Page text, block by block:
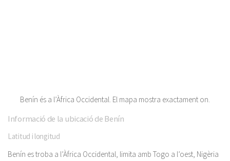
Benín és a l’Àfrica Occidental. El mapa mostra exactament on.
Informació de la ubicació de Benín
Latitud i longitud
Benín es troba a l’Àfrica Occidental, limita amb Togo a l’oest, Nigèria